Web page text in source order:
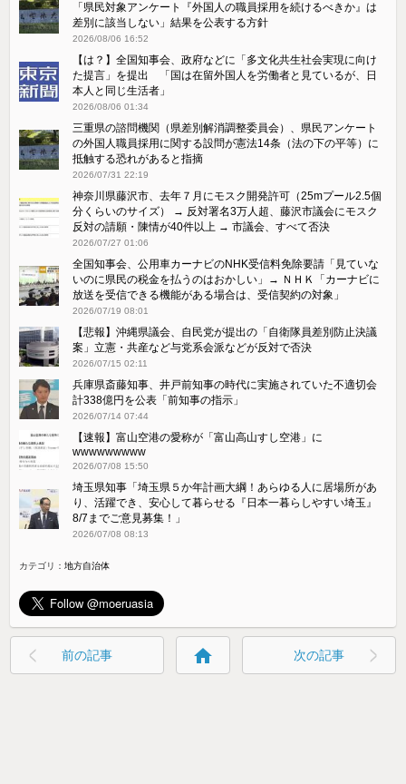
「県民対象アンケート『外国人の職員採用を続けるべきか』は
差別に該当しない」結果を公表する方針
2026/08/06 16:52
【は？】全国知事会、政府などに「多文化共生社会実現に向け
た提言」を提出 「国は在留外国人を労働者と見ているが、日
本人と同じ生活者」
2026/08/06 01:34
三重県の諮問機関（県差別解消調整委員会）、県民アンケート
の外国人職員採用に関する設問が憲法14条（法の下の平等）に
抵触する恐れがあると指摘
2026/07/31 22:19
神奈川県藤沢市、去年７月にモスク開発許可（25mプール2.5個
分くらいのサイズ） → 反対署名3万人超、藤沢市議会にモスク
反対の請願・陳情が40件以上 → 市議会、すべて否決
2026/07/27 01:06
全国知事会、公用車カーナビのNHK受信料免除要請「見ていな
いのに県民の税金を払うのはおかしい」→ ＮＨＫ「カーナビに
放送を受信できる機能がある場合は、受信契約の対象」
2026/07/19 08:01
【悲報】沖縄県議会、自民党が提出の「自衛隊員差別防止決議
案」立憲・共産など与党系会派などが反対で否決
2026/07/15 02:11
兵庫県斎藤知事、井戸前知事の時代に実施されていた不適切会
計338億円を公表「前知事の指示」
2026/07/14 07:44
【速報】富山空港の愛称が「富山高山すし空港」に
wwwwwwwww
2026/07/08 15:50
埼玉県知事「埼玉県５か年計画大綱！あらゆる人に居場所があ
り、活躍でき、安心して暮らせる『日本一暮らしやすい埼玉』
8/7までご意見募集！」
2026/07/08 08:13
カテゴリ：地方自治体
前の記事 home 次の記事